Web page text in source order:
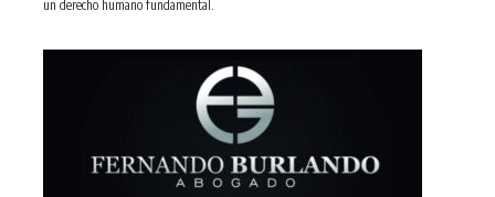
un derecho humano fundamental.